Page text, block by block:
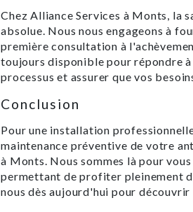
Chez Alliance Services à Monts,
absolue. Nous nous engageons à
première consultation à
toujours disponible pour répondre
processus et assurer que vos
Conclusion
Pour une installation
maintenance préventive de votre
à Monts. Nous sommes là pour
permettant de profiter pleinement
nous dès aujourd'hui pour